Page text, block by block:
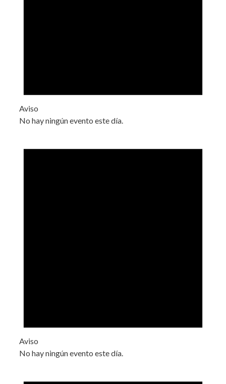
Aviso
No hay ningún evento este día.
Aviso
No hay ningún evento este día.